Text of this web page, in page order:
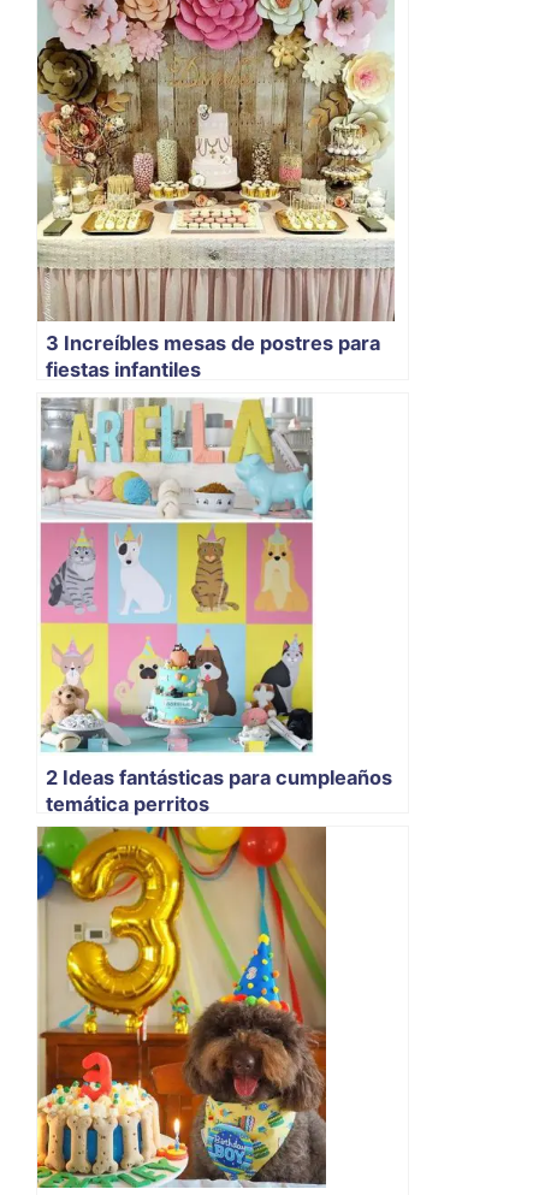
3 Increíbles mesas de postres para
fiestas infantiles
2 Ideas fantásticas para cumpleaños
temática perritos